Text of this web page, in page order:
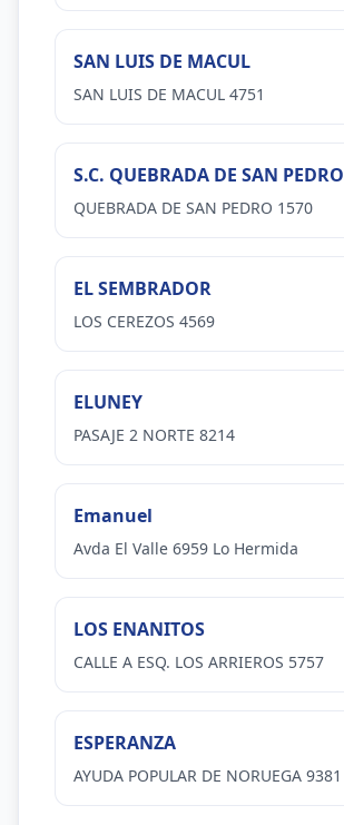
SAN LUIS DE MACUL
SAN LUIS DE MACUL 4751
S.C. QUEBRADA DE SAN PEDRO
QUEBRADA DE SAN PEDRO 1570
EL SEMBRADOR
LOS CEREZOS 4569
ELUNEY
PASAJE 2 NORTE 8214
Emanuel
Avda El Valle 6959 Lo Hermida
LOS ENANITOS
CALLE A ESQ. LOS ARRIEROS 5757
ESPERANZA
AYUDA POPULAR DE NORUEGA 9381